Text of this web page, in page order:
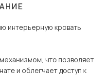
интерьерную кровать
что позволяет
и облегчает доступ к